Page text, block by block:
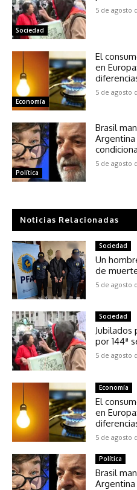
Sociedad
5 de agosto
Economía
El
en
5 de agosto
Política
Brasil
5 de agosto
Noticias Relacionadas
Sociedad
Un
de
5 de agosto
Sociedad
por 144ª
5 de agosto
Economía
El
en
5 de agosto
Política
Brasil